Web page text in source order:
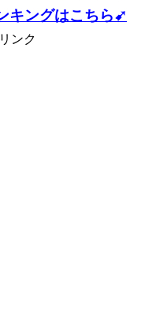
キングはこちら➹
ンク